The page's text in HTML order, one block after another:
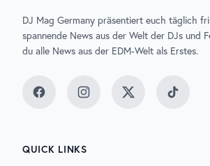
DJ Mag Germany präsentiert euch täglich
spannende News aus der Welt der DJs und
du alle News aus der EDM-Welt als Erstes.
FacebookInstagramTwitter TikTok
QUICK LINKS